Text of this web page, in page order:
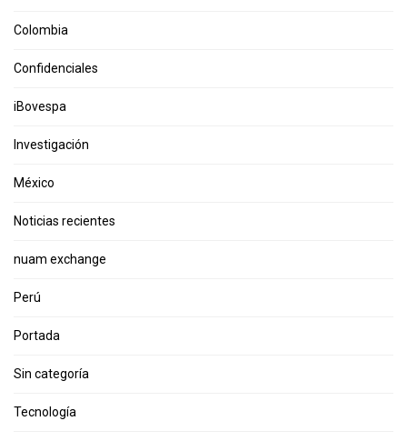
Colombia
Confidenciales
iBovespa
Investigación
México
Noticias recientes
nuam exchange
Perú
Portada
Sin categoría
Tecnología